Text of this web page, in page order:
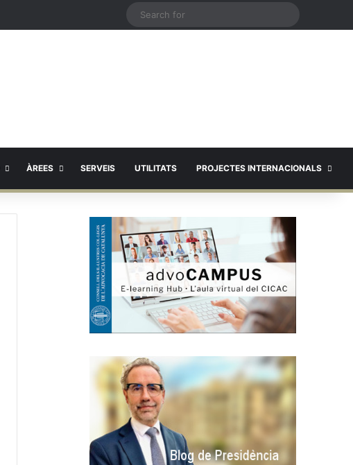
ÀREES SERVEIS UTILITATS PROJECTES INTERNACIONALS